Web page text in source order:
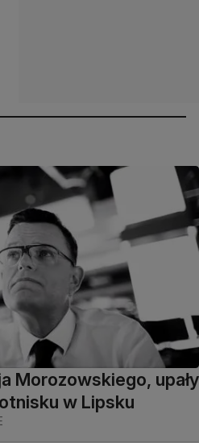
Morozowskiego, upały
w Lipsku